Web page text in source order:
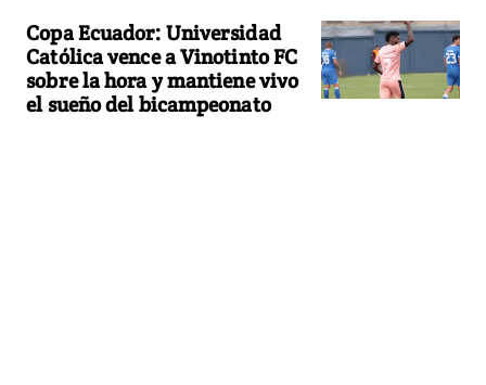
Copa Ecuador: Universidad
Católica vence a Vinotinto FC
sobre la hora y mantiene vivo
el sueño del bicampeonato